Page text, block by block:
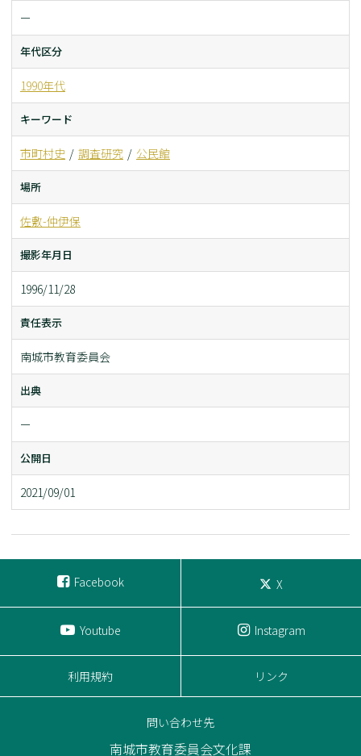
ー
年代区分
1990年代
キーワード
市町村史 調査研究 公民館
場所
佐敷-仲伊保
撮影年月日
1996/11/28
責任表示
南城市教育委員会
出典
ー
公開日
2021/09/01
Facebook X
Youtube Instagram
利用規約 リンク
問い合わせ先
南城市教育委員会文化課